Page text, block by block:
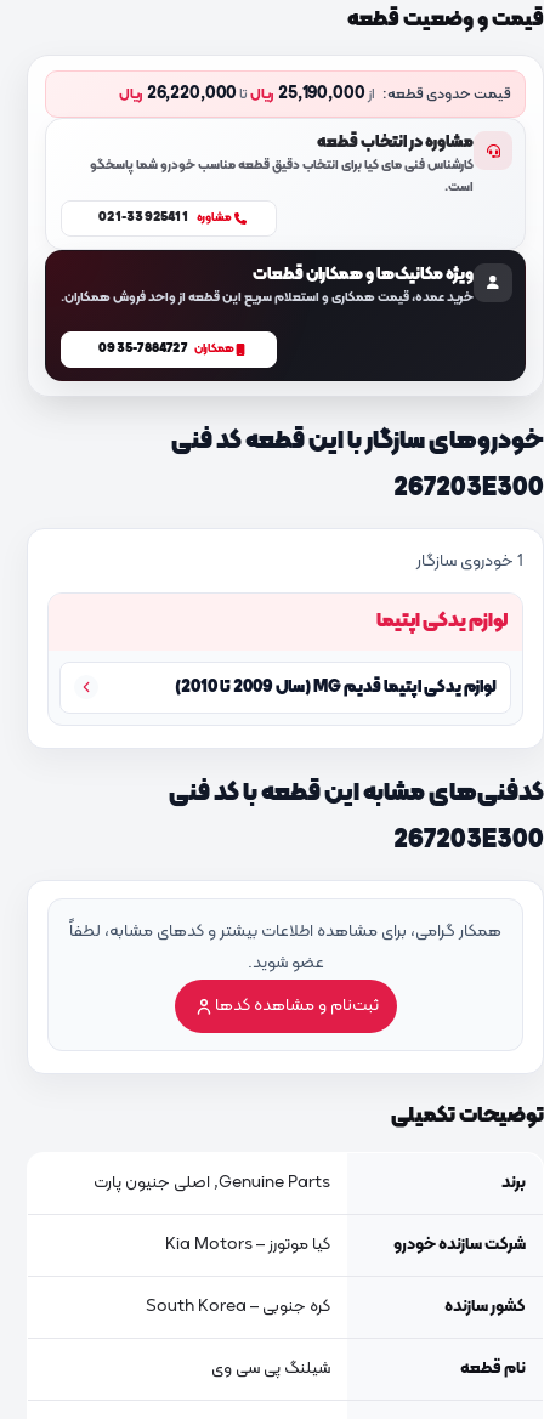
قیمت و وضعیت قطعه
قیمت حدودی قطعه: از25,190,000 ریالتا26,220,000 ریال
مشاوره در انتخاب قطعه
کارشناس فنی مای کیا برای انتخاب دقیق قطعه مناسب خودرو شما پاسخگو
است.
مشاوره 021-33925411
ویژه مکانیک‌ها و همکاران قطعات
خرید عمده، قیمت همکاری و استعلام سریع این قطعه از واحد فروش همکاران.
همکاران 0935-7884727
خودروهای سازگار با این قطعه کد فنی
267203E300
1 خودروی سازگار
لوازم یدکی اپتیما
لوازم یدکی اپتیما قدیم MG (سال 2009 تا 2010)
کدفنی‌های مشابه این قطعه با کد فنی
267203E300
همکار گرامی، برای مشاهده اطلاعات بیشتر و کدهای مشابه، لطفاً
عضو شوید.
ثبت‌نام و مشاهده کدها
توضیحات تکمیلی
برند Genuine Parts, اصلی جنیون پارت
شرکت سازنده خودرو کیا موتورز – Kia Motors
کشور سازنده کره جنوبی – South Korea
نام قطعه شیلنگ پی سی وی